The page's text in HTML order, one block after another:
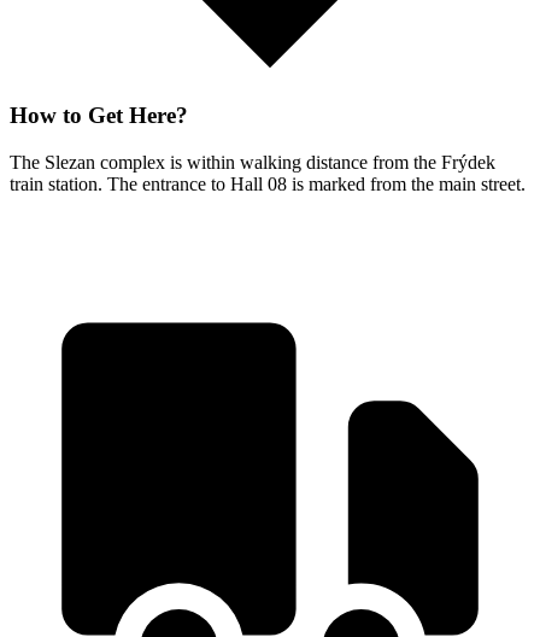
How to Get Here?
The Slezan complex is within walking distance from the Frýdek
train station. The entrance to Hall 08 is marked from the main street.